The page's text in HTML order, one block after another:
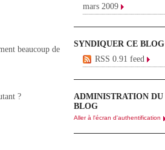
beaucoup de
?
mars 2009
SYNDIQUER CE BLOG
RSS 0.91 feed
ADMINISTRATION DU
BLOG
Aller à l'écran d'authentification